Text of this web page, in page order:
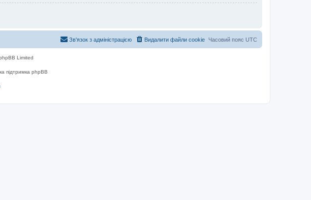
Часовий пояс UTC
Видалити файли cookie
Зв'язок з адміністрацією
Limited
підтримка phpBB